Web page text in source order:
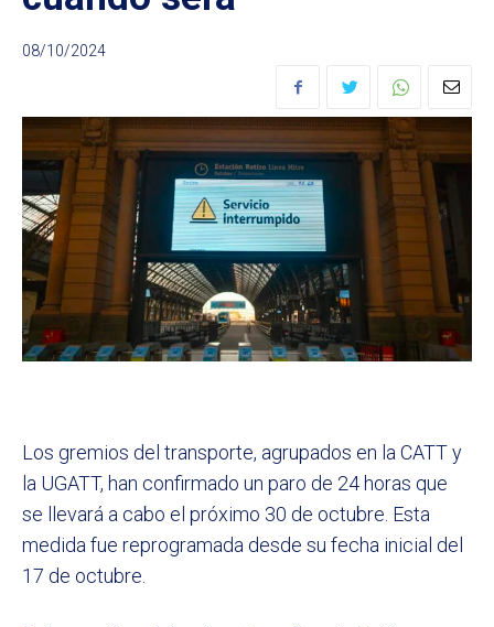
08/10/2024
Los gremios del transporte, agrupados en la CATT y
la UGATT, han confirmado un paro de 24 horas que
se llevará a cabo el próximo 30 de octubre. Esta
medida fue reprogramada desde su fecha inicial del
17 de octubre.